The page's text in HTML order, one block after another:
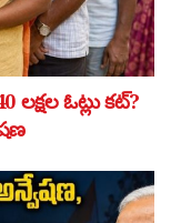
ఓట్లు కట్?